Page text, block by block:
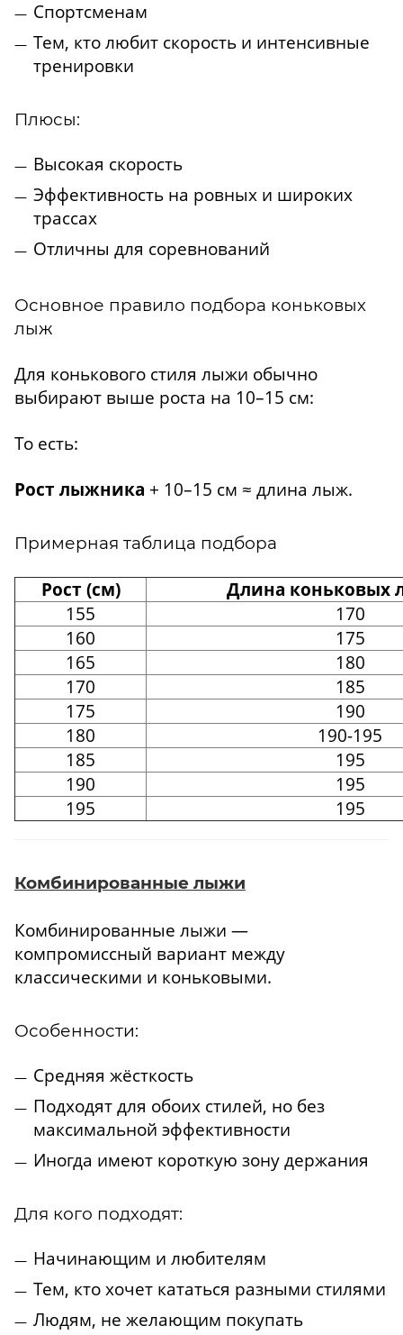
Спортсменам
Тем, кто любит скорость и интенсивные
тренировки
Плюсы:
Высокая скорость
Эффективность на ровных и широких
трассах
Отличны для соревнований
Основное правило подбора коньковых
лыж
Для конькового стиля лыжи обычно
выбирают выше роста на 10–15 см:
То есть:
Рост лыжника + 10–15 см ≈ длина лыж.
Примерная таблица подбора
Рост (см)
Длина коньковых
155
170
160
175
165
180
170
185
175
190
180
190-195
185
195
190
195
195
195
Комбинированные лыжи
Комбинированные лыжи —
компромиссный вариант между
классическими и коньковыми.
Особенности:
Средняя жёсткость
Подходят для обоих стилей, но без
максимальной эффективности
Иногда имеют короткую зону держания
Для кого подходят:
Начинающим и любителям
Тем, кто хочет кататься разными стилями
Людям, не желающим покупать